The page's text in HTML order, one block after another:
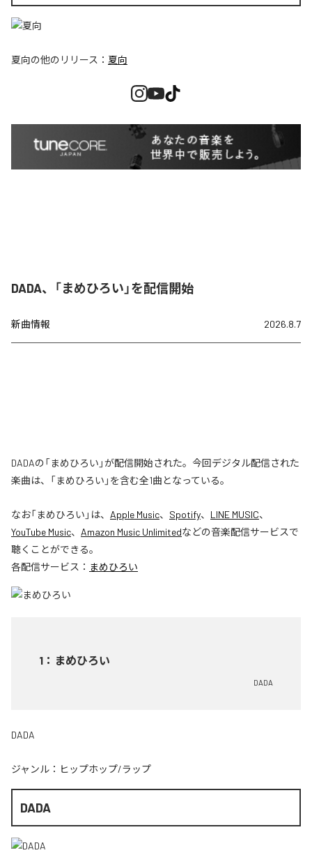
夏向の他のリリース： 夏向
DADA、「まめひろい」を配信開始
新曲情報 2026.8.7
DADAの「まめひろい」が配信開始された。今回デジタル配信された
楽曲は、「まめひろい」を含む全1曲となっている。
なお「まめひろい 」は、 Apple Music、 Spotify、 LINE MUSIC、
YouTube Music、 Amazon Music Unlimitedなどの音楽配信サービスで
聴くことができる。
各配信サービス： まめひろい
1 ： まめひろい
DADA
DADA
ジャンル： ヒップホップ/ラップ
DADA